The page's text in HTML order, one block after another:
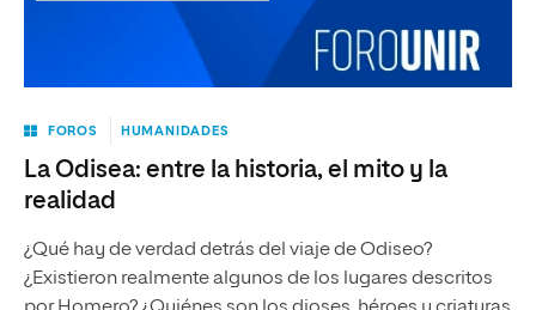
FOROS HUMANIDADES
La Odisea: entre la historia, el mito y la
realidad
¿Qué hay de verdad detrás del viaje de Odiseo?
¿Existieron realmente algunos de los lugares descritos